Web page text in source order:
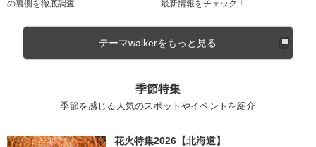
の裏側を徹底調査
最新情報をチェック！
テーマwalkerをもっと見る
季節特集
季節を感じる人気のスポットやイベントを紹介
花火特集2026【北海道】